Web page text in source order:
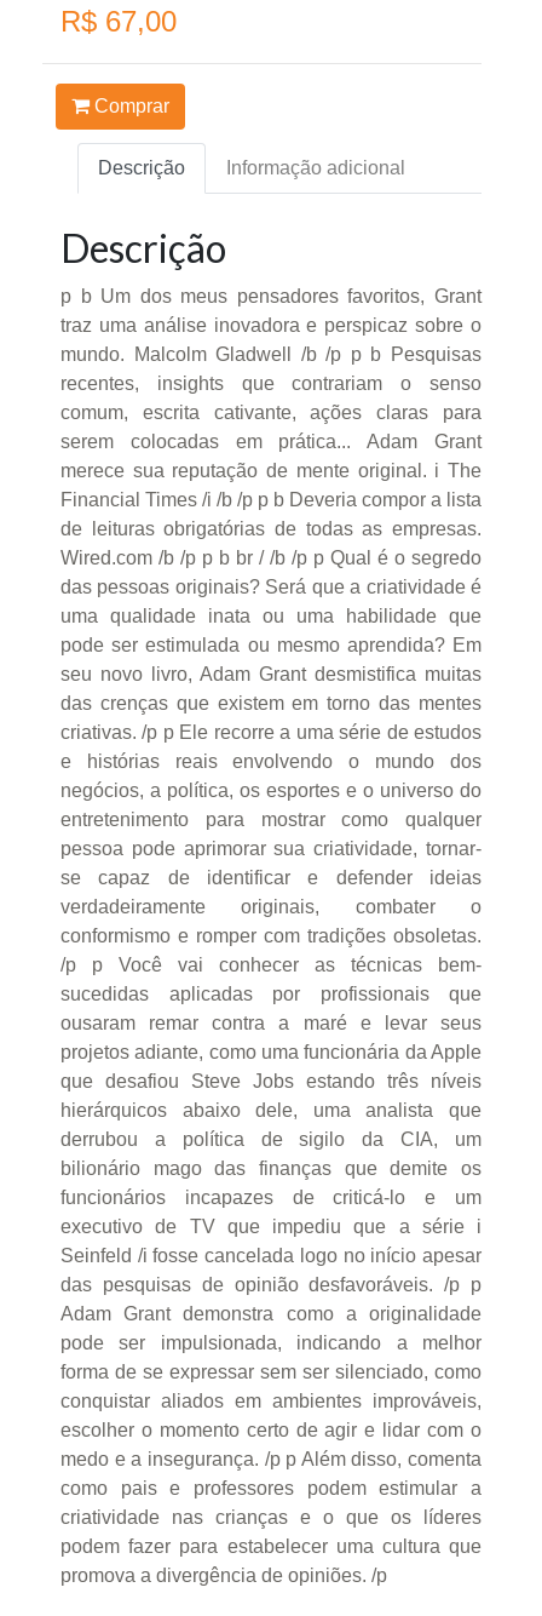
R$ 67,00
Comprar
Descrição Informação adicional
Descrição
p b Um dos meus pensadores favoritos, Grant
traz uma análise inovadora e perspicaz sobre o
mundo. Malcolm Gladwell /b /p p b Pesquisas
recentes, insights que contrariam o senso
comum, escrita cativante, ações claras para
serem colocadas em prática... Adam Grant
merece sua reputação de mente original. i The
Financial Times /i /b /p p b Deveria compor a lista
de leituras obrigatórias de todas as empresas.
Wired.com /b /p p b br / /b /p p Qual é o segredo
das pessoas originais? Será que a criatividade é
uma qualidade inata ou uma habilidade que
pode ser estimulada ou mesmo aprendida? Em
seu novo livro, Adam Grant desmistifica muitas
das crenças que existem em torno das mentes
criativas. /p p Ele recorre a uma série de estudos
e histórias reais envolvendo o mundo dos
negócios, a política, os esportes e o universo do
entretenimento para mostrar como qualquer
pessoa pode aprimorar sua criatividade, tornar-
se capaz de identificar e defender ideias
verdadeiramente originais, combater o
conformismo e romper com tradições obsoletas.
/p p Você vai conhecer as técnicas bem-
sucedidas aplicadas por profissionais que
ousaram remar contra a maré e levar seus
projetos adiante, como uma funcionária da Apple
que desafiou Steve Jobs estando três níveis
hierárquicos abaixo dele, uma analista que
derrubou a política de sigilo da CIA, um
bilionário mago das finanças que demite os
funcionários incapazes de criticá-lo e um
executivo de TV que impediu que a série i
Seinfeld /i fosse cancelada logo no início apesar
das pesquisas de opinião desfavoráveis. /p p
Adam Grant demonstra como a originalidade
pode ser impulsionada, indicando a melhor
forma de se expressar sem ser silenciado, como
conquistar aliados em ambientes improváveis,
escolher o momento certo de agir e lidar com o
medo e a insegurança. /p p Além disso, comenta
como pais e professores podem estimular a
criatividade nas crianças e o que os líderes
podem fazer para estabelecer uma cultura que
promova a divergência de opiniões. /p